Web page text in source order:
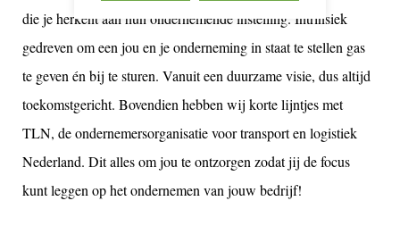
die je herkent aan hun ondernemende instelling. Intrinsiek
gedreven om een jou en je onderneming in staat te stellen gas
te geven én bij te sturen. Vanuit een duurzame visie, dus altijd
toekomstgericht. Bovendien hebben wij korte lijntjes met
TLN, de ondernemersorganisatie voor transport en logistiek
Nederland. Dit alles om jou te ontzorgen zodat jij de focus
kunt leggen op het ondernemen van jouw bedrijf!